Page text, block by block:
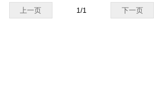
上一页 下一页
1/1